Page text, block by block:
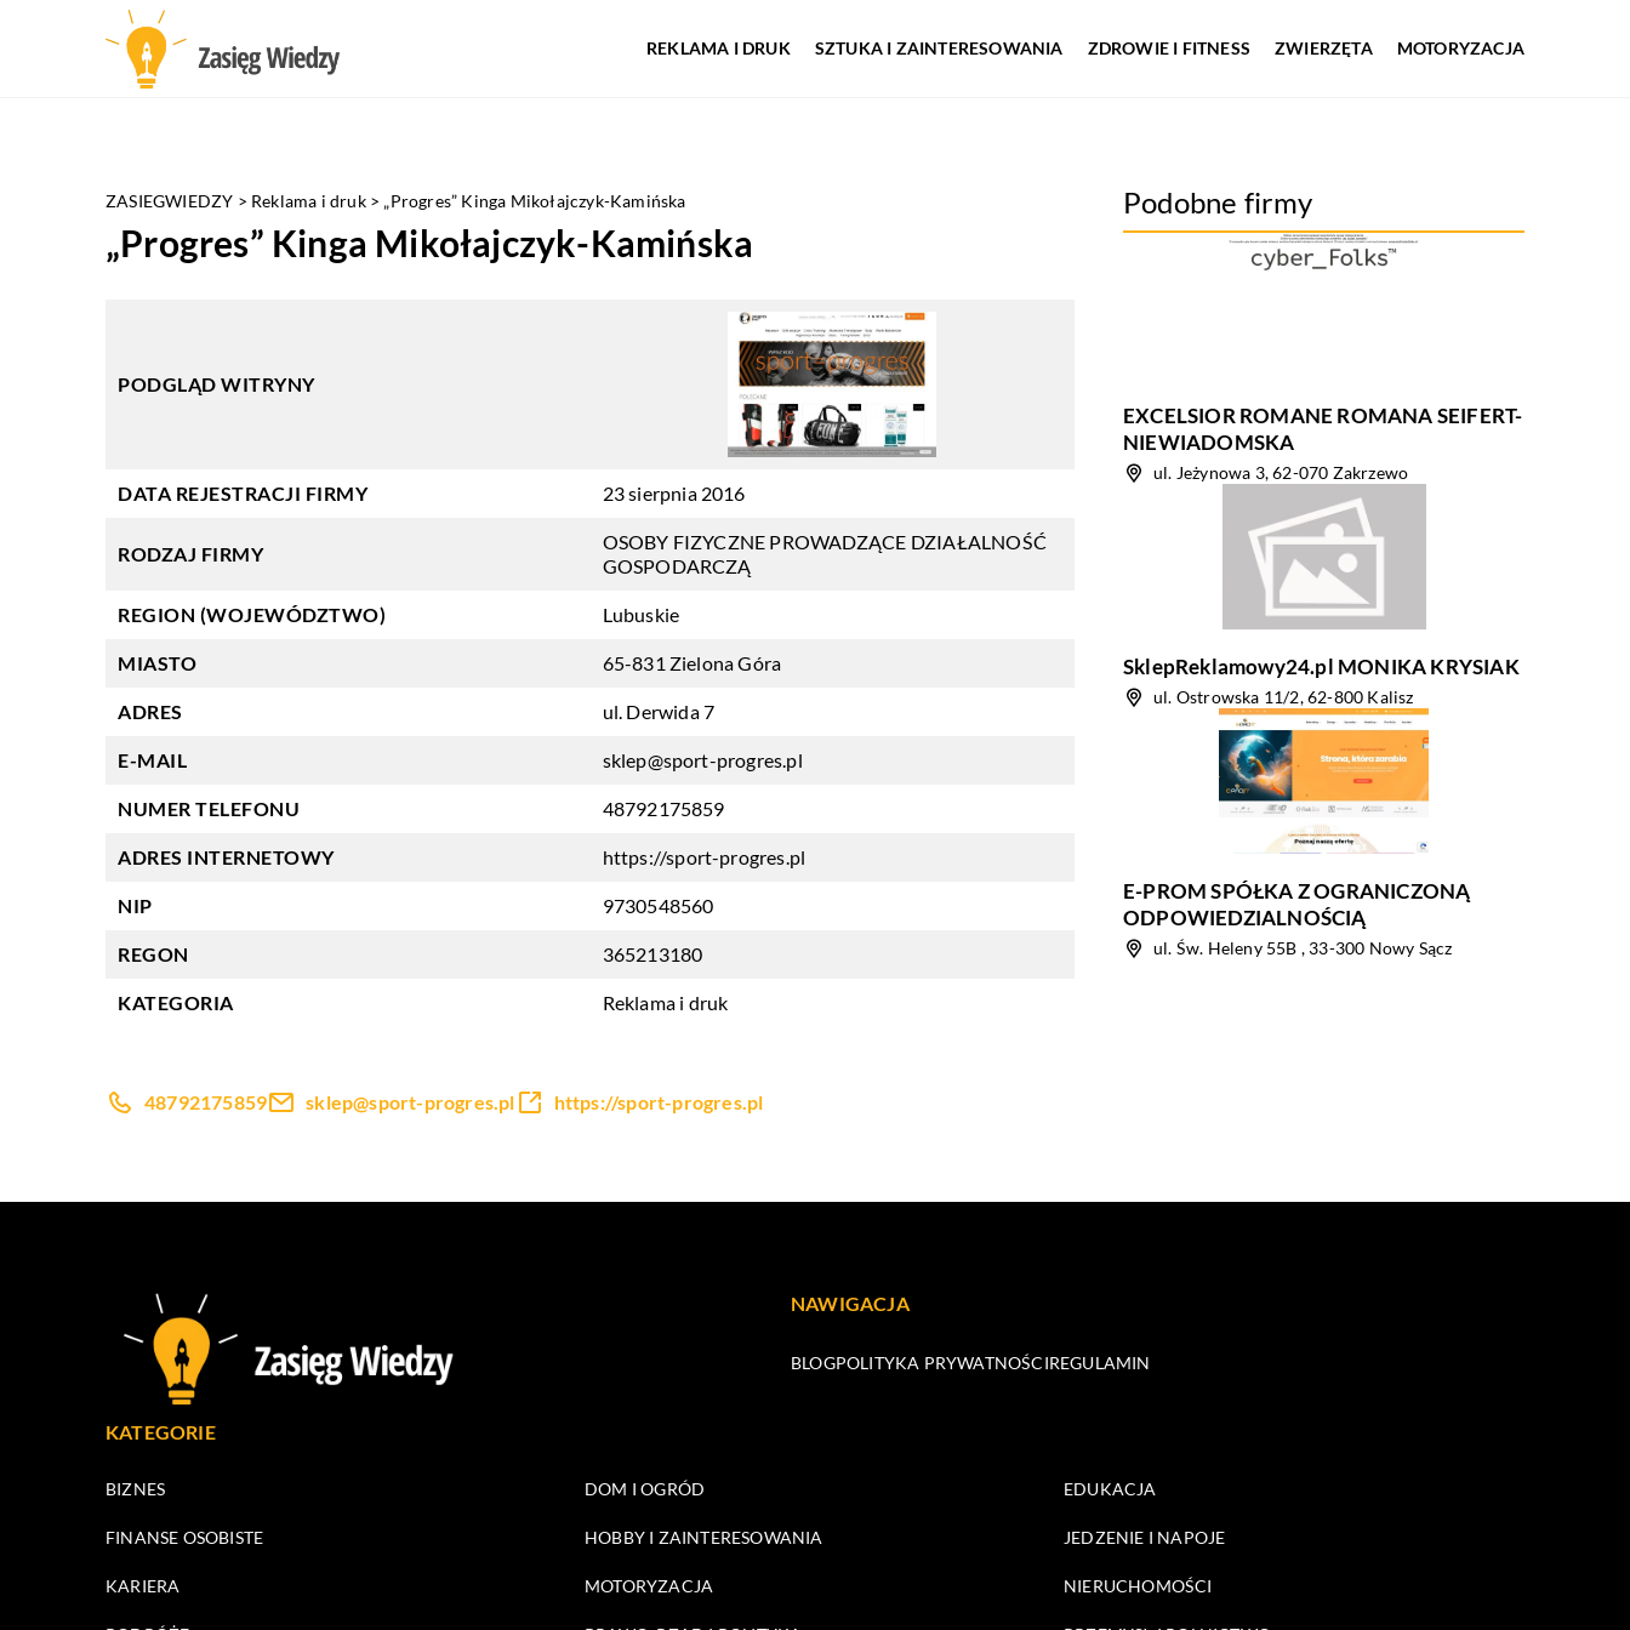
REKLAMA I DRUK SZTUKA I ZAINTERESOWANIA ZDROWIE I FITNESS ZWIERZĘTA MOTORYZACJA
ZASIEGWIEDZY > Reklama i druk> „Progres” Kinga Mikołajczyk-Kamińska
„Progres” Kinga Mikołajczyk-Kamińska
PODGLĄD WITRYNY
DATA REJESTRACJI FIRMY 23 sierpnia 2016
RODZAJ FIRMY
OSOBY FIZYCZNE PROWADZĄCE DZIAŁALNOŚĆ
GOSPODARCZĄ
REGION (WOJEWÓDZTWO) Lubuskie
MIASTO 65-831 Zielona Góra
ADRES ul. Derwida 7
E-MAIL sklep@sport-progres.pl
NUMER TELEFONU 48792175859
ADRES INTERNETOWY https://sport-progres.pl
NIP 9730548560
REGON 365213180
KATEGORIA Reklama i druk
Podobne firmy
EXCELSIOR ROMANE ROMANA SEIFERT-
NIEWIADOMSKA
ul. Jeżynowa 3, 62-070 Zakrzewo
SklepReklamowy24.pl MONIKA KRYSIAK
ul. Ostrowska 11/2, 62-800 Kalisz
E-PROM SPÓŁKA Z OGRANICZONĄ
ODPOWIEDZIALNOŚCIĄ
ul. Św. Heleny 55B , 33-300 Nowy Sącz
48792175859 sklep@sport-progres.pl https://sport-progres.pl
NAWIGACJA
BLOGPOLITYKA PRYWATNOŚCIREGULAMIN
KATEGORIE
BIZNES DOM I OGRÓD EDUKACJA
FINANSE OSOBISTE HOBBY I ZAINTERESOWANIA JEDZENIE I NAPOJE
KARIERA MOTORYZACJA NIERUCHOMOŚCI